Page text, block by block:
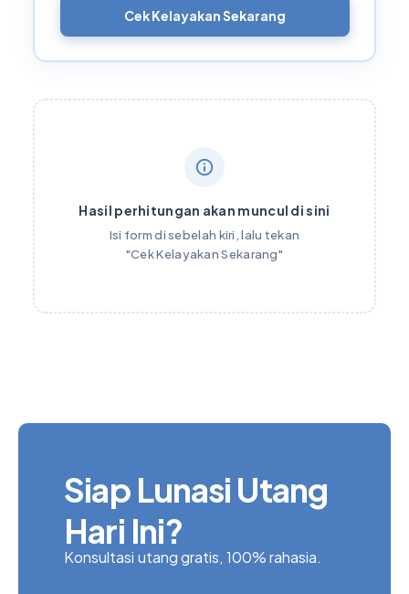
Cek Kelayakan Sekarang
Hasil perhitungan akan muncul di sini
Isi form di sebelah kiri, lalu tekan
"Cek Kelayakan Sekarang"
Siap Lunasi Utang
Hari Ini?
Konsultasi utang gratis, 100% rahasia.